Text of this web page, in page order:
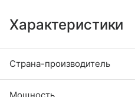
Характеристики
Страна-производитель